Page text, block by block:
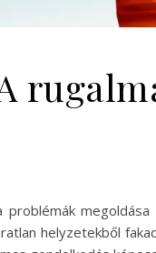
problémák
helyzetekből